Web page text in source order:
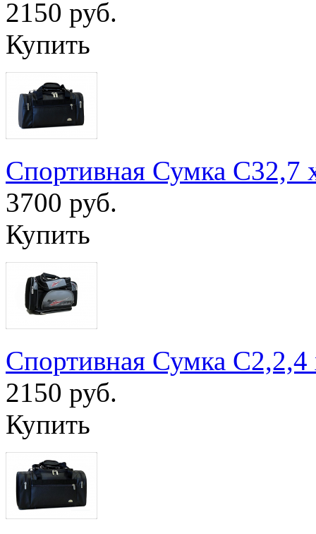
2150 руб.
Купить
Спортивная Сумка С32,7
3700 руб.
Купить
Спортивная Сумка С2,2,4
2150 руб.
Купить